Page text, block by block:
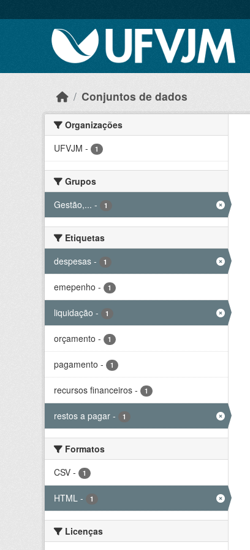
Conjuntos de dados
Organizações
UFVJM - 1
Grupos
Gestão,... - 1
Etiquetas
despesas - 1
emepenho - 1
liquidação - 1
orçamento - 1
pagamento - 1
recursos financeiros - 1
restos a pagar - 1
Formatos
CSV - 1
HTML - 1
Licenças